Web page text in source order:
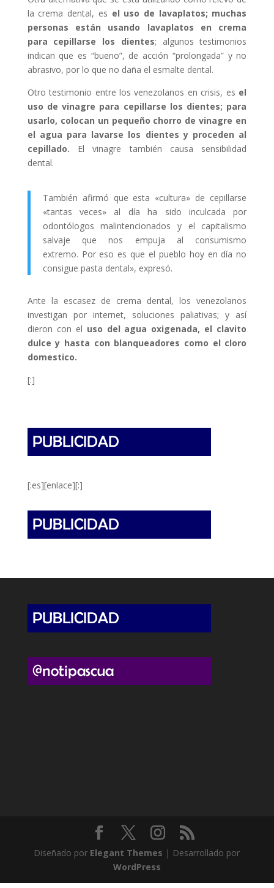
la crema dental, es el uso de lavaplatos; muchas
personas están usando lavaplatos en crema
para cepillarse los dientes; algunos testimonios
indican que es “bueno”, de acción “prolongada” y no
abrasivo, por lo que no daña el esmalte dental.
Otro testimonio entre los venezolanos en crisis, es el
uso de vinagre para cepillarse los dientes; para
usarlo, colocan un pequeño chorro de vinagre en
el agua para lavarse los dientes y proceden al
cepillado. El vinagre también causa sensibilidad
dental.
También afirmó que esta «cultura» de cepillarse
«tantas veces» al día ha sido inculcada por
odontólogos malintencionados y el capitalismo
salvaje que nos empuja al consumismo
extremo. Por eso es que el pueblo hoy en día no
consigue pasta dental», expresó.
Ante la escasez de crema dental, los venezolanos
investigan por internet, soluciones paliativas; y así
dieron con el uso del agua oxigenada, el clavito
dulce y hasta con blanqueadores como el cloro
domestico.
[:]
[:es][enlace][:]
Diseñado por Elegant Themes | Desarrollado por
WordPress